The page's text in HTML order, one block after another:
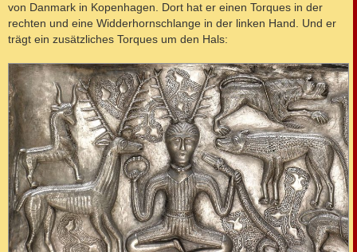
von Danmark in Kopenhagen. Dort hat er einen Torques in der
rechten und eine Widderhornschlange in der linken Hand. Und er
trägt ein zusätzliches Torques um den Hals: